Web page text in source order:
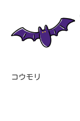
コウモリ